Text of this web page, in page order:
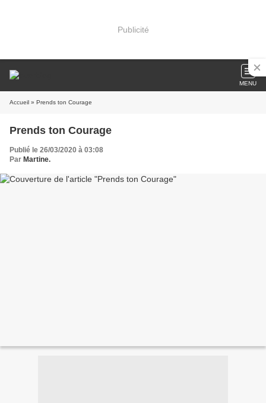
Publicité
MENU
Accueil » Prends ton Courage
Prends ton Courage
Publié le 26/03/2020 à 03:08
Par Martine.